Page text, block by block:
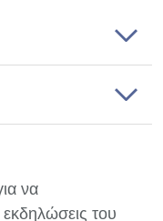
να
εκδηλώσεις του